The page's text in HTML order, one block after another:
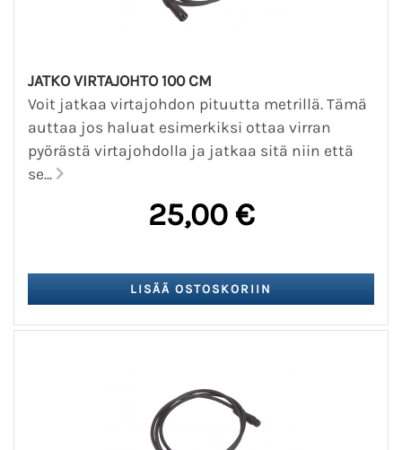
JATKO VIRTAJOHTO 100 CM
Voit jatkaa virtajohdon pituutta metrillä. Tämä
auttaa jos haluat esimerkiksi ottaa virran
pyörästä virtajohdolla ja jatkaa sitä niin että
se...
25,00 €